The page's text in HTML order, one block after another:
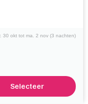
30 okt tot ma. 2 nov (3 nachten)
Selecteer